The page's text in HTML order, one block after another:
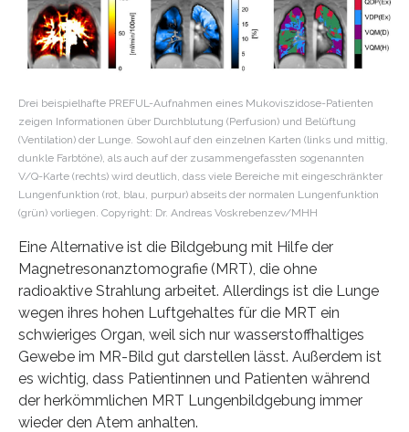
Drei beispielhafte PREFUL-Aufnahmen eines Mukoviszidose-Patienten
zeigen Informationen über Durchblutung (Perfusion) und Belüftung
(Ventilation) der Lunge. Sowohl auf den einzelnen Karten (links und mittig,
dunkle Farbtöne), als auch auf der zusammengefassten sogenannten
V/Q-Karte (rechts) wird deutlich, dass viele Bereiche mit eingeschränkter
Lungenfunktion (rot, blau, purpur) abseits der normalen Lungenfunktion
(grün) vorliegen. Copyright: Dr. Andreas Voskrebenzev/MHH
Eine Alternative ist die Bildgebung mit Hilfe der
Magnetresonanztomografie (MRT), die ohne
radioaktive Strahlung arbeitet. Allerdings ist die Lunge
wegen ihres hohen Luftgehaltes für die MRT ein
schwieriges Organ, weil sich nur wasserstoffhaltiges
Gewebe im MR-Bild gut darstellen lässt. Außerdem ist
es wichtig, dass Patientinnen und Patienten während
der herkömmlichen MRT Lungenbildgebung immer
wieder den Atem anhalten.